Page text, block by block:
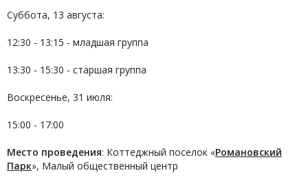
Суббота, 13 августа:
12:30 - 13:15 - младшая группа
13:30 - 15:30 - старшая группа
Воскресенье, 31 июля:
15:00 - 17:00
Место проведения: Коттеджный поселок «Романовский
Парк», Малый общественный центр